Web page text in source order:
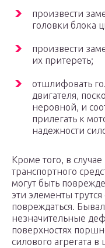
произвести
головки блока
произвести
их притереть;
отшлифовать
двигателя,
неровной, и
прилегать к
надежности
Кроме того, в
транспортного
могут быть
эти элементы
повреждаться.
незначительные
поверхностях
силового агрегата в